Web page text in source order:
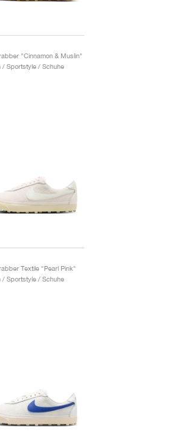
"Cinnamon & Muslin"
/ Sportstyle / Schuhe
Textile "Pearl Pink"
/ Sportstyle / Schuhe